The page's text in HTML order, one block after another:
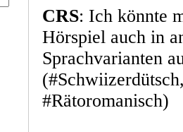
CRS: Ich könnte
Hörspiel auch in
Sprachvarianten
#Rätoromanisch)